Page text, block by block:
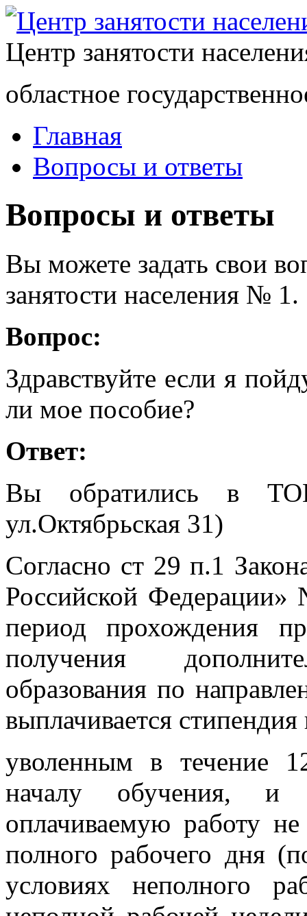
Центр занятости
областное
Главная
Вопросы и ответы
Вопросы и ответы
Вы можете задать свои
занятости населения № 1.
Вопрос:
Здравствуйте если я
ли мое пособие?
Ответ:
Вы обратились в
ул.Октябрьская 31)
Согласно ст 29 п.1
Российской
период прохождения
получения
образования по
выплачивается
уволенным в течение
началу обучения,
оплачиваемую работу
полного рабочего дня
условиях неполного